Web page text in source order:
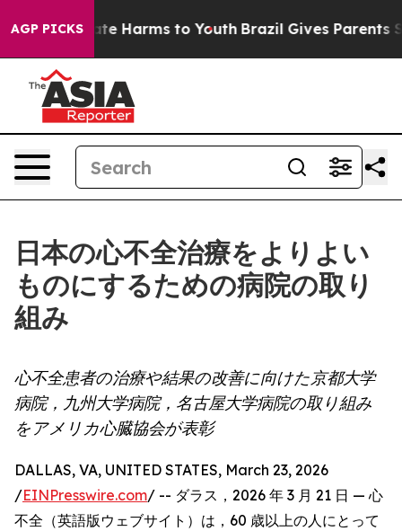
AGP PICKS
to Abate Harms to Youth Brazil Gives Parents
日本の心不全治療をよりよい
ものにするための病院の取り
組み
心不全患者の治療や結果の改善に向けた京都大学
病院，九州大学病院，名古屋大学病院の取り組み
をアメリカ心臓協会が表彰
DALLAS, VA, UNITED STATES, March 23, 2026
/EINPresswire.com/ -- ダラス，2026 年 3 月 21 日 — 心
不全（英語版ウェブサイト）は，60 歳以上の人にとって